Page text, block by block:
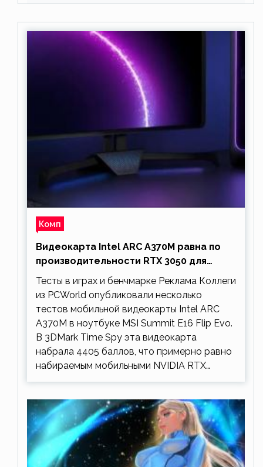
Комп
Видеокарта Intel ARC A370M равна по
производительности RTX 3050 для
ноутбуков
Тесты в играх и бенчмарке Реклама Коллеги
из PCWorld опубликовали несколько
тестов мобильной видеокарты Intel ARC
A370M в ноутбуке MSI Summit E16 Flip Evo.
В 3DMark Time Spy эта видеокарта
набрала 4405 баллов, что примерно равно
набираемым мобильными NVIDIA RTX…